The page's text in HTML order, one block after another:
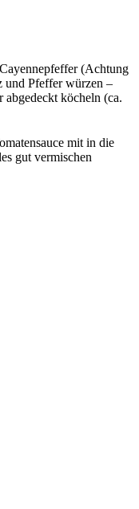
(Achtung
und Pfeffer würzen –
abgedeckt köcheln (ca.
mit in die
gut vermischen